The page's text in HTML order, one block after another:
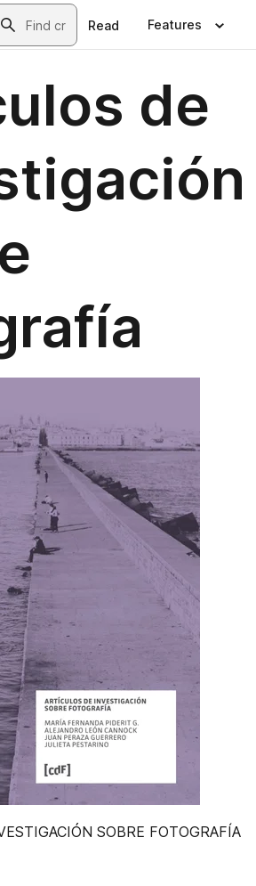
Read Features
de
SOBRE FOTOGRAFÍA